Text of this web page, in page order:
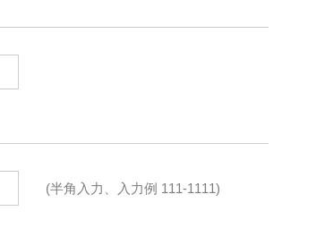
(半角入力、入力例 111-1111)